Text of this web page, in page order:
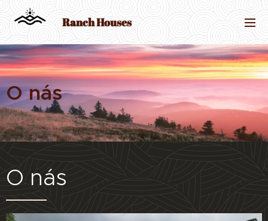
Ranch Houses
O nás
O nás